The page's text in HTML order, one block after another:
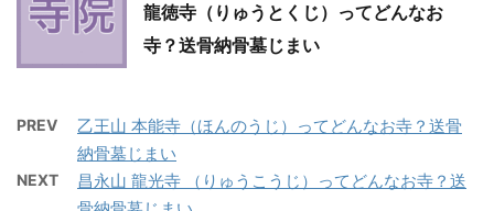
龍徳寺（りゅうとくじ）ってどんなお
寺？送骨納骨墓じまい
PREV
乙王山 本能寺（ほんのうじ）ってどんなお寺？送骨
納骨墓じまい
NEXT
昌永山 龍光寺 （りゅうこうじ）ってどんなお寺？送